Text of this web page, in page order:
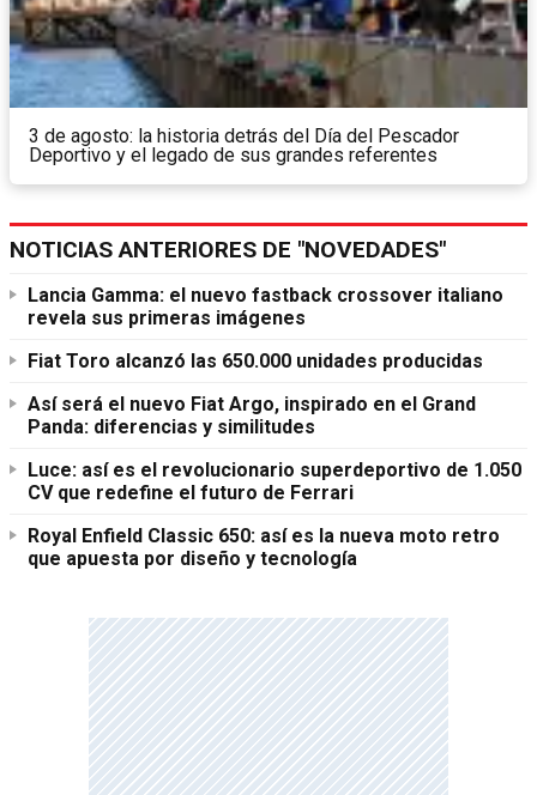
3 de agosto: la historia detrás del Día del Pescador
Deportivo y el legado de sus grandes referentes
NOTICIAS ANTERIORES DE "NOVEDADES"
Lancia Gamma: el nuevo fastback crossover italiano
revela sus primeras imágenes
Fiat Toro alcanzó las 650.000 unidades producidas
Así será el nuevo Fiat Argo, inspirado en el Grand
Panda: diferencias y similitudes
Luce: así es el revolucionario superdeportivo de 1.050
CV que redefine el futuro de Ferrari
Royal Enfield Classic 650: así es la nueva moto retro
que apuesta por diseño y tecnología